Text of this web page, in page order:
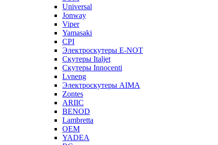
Universal
Jonway
Viper
Yamasaki
CPI
Электроскутеры E-NOT
Скутеры Italjet
Скутеры Innocenti
Lvneng
Электроскутеры AIMA
Zontes
ARIIC
BENOD
Lambretta
OEM
YADEA